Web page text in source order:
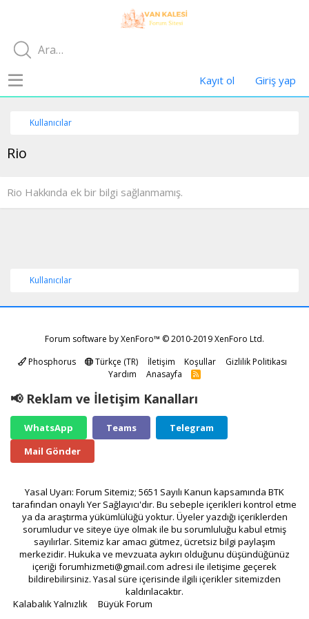
Kayıt ol Giriş yap
Kullanıcılar
Rio
Rio Hakkında ek bir bilgi sağlanmamış.
Kullanıcılar
Forum software by XenForo™ © 2010-2019 XenForo Ltd.
Phosphorus
Türkçe (TR) İletişim Koşullar
Gizlilik Politikası
Yardım
Anasayfa
R
S
📢 Reklam ve İletişim Kanalları
WhatsApp Teams
Telegram
Mail Gönder
Yasal Uyarı: Forum Sitemiz; 5651 Sayılı Kanun kapsamında BTK
tarafından onaylı Yer Sağlayıcı'dır. Bu sebeple içerikleri kontrol etme
ya da araştırma yükümlülüğü yoktur. Üyeler yazdığı içeriklerden
sorumludur ve siteye üye olmak ile bu sorumluluğu kabul etmiş
sayılırlar. Sitemiz kar amacı gütmez, ücretsiz bilgi paylaşım
merkezidir. Hukuka ve mevzuata aykırı olduğunu düşündüğünüz
içeriği forumhizmeti@gmail.com adresi ile iletişime geçerek
bildirebilirsiniz. Yasal süre içerisinde ilgili içerikler sitemizden
kaldırılacaktır.
Kalabalık Yalnızlık
Büyük Forum